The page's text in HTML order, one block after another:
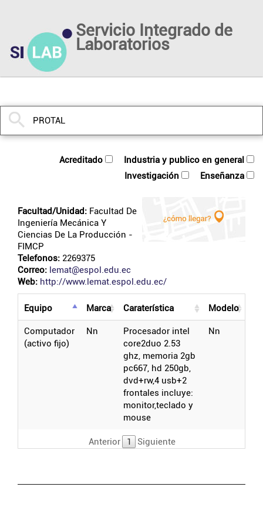
Servicio Integrado de
Laboratorios
acreditado
industria y publico en general
investigación
enseñanza
Facultad/Unidad: Facultad De
Ingeniería Mecánica Y
Ciencias De La Producción -
FIMCP
Telefonos: 2269375
Correo: lemat@espol.edu.ec
Web: http://www.lemat.espol.edu.ec/
equipo marca caraterística modelo
computador
(activo fijo)
nn
procesador intel
core2duo 2.53
ghz, memoria 2gb
pc667, hd 250gb,
dvd+rw,4 usb+2
frontales incluye:
monitor,teclado y
mouse
nn
Anterior 1 Siguiente